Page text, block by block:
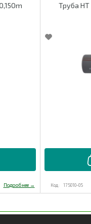
Труба HT
175010-05